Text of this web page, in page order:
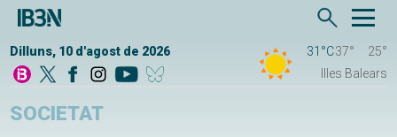
Dilluns, 10 d'agost de 2026 31°C37°
25°
Illes Balears
SOCIETAT